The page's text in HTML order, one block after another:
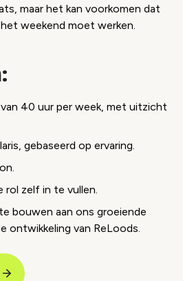
maar het kan voorkomen dat
weekend moet werken.
40 uur per week, met uitzicht
gebaseerd op ervaring.
rol zelf in te vullen.
bouwen aan ons groeiende
ontwikkeling van ReLoods.